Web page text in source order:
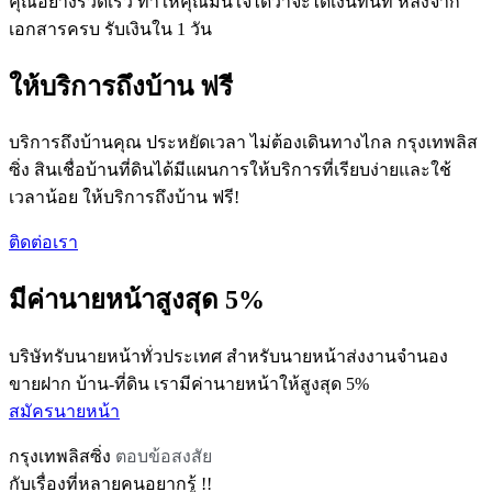
เอกสารครบ รับเงินใน 1 วัน
ให้บริการถึงบ้าน ฟรี
บริการถึงบ้านคุณ ประหยัดเวลา ไม่ต้องเดินทางไกล กรุงเทพลิส
ซิ่ง สินเชื่อบ้านที่ดินได้มีแผนการให้บริการที่เรียบง่ายและใช้
เวลาน้อย ให้บริการถึงบ้าน ฟรี!
ติดต่อเรา
มีค่านายหน้าสูงสุด 5%
บริษัทรับนายหน้าทั่วประเทศ สำหรับนายหน้าส่งงานจำนอง
ขายฝาก บ้าน-ที่ดิน เรามีค่านายหน้าให้สูงสุด 5%
สมัครนายหน้า
กรุงเทพลิสซิ่ง ตอบข้อสงสัย
กับเรื่องที่หลายคนอยากรู้ !!